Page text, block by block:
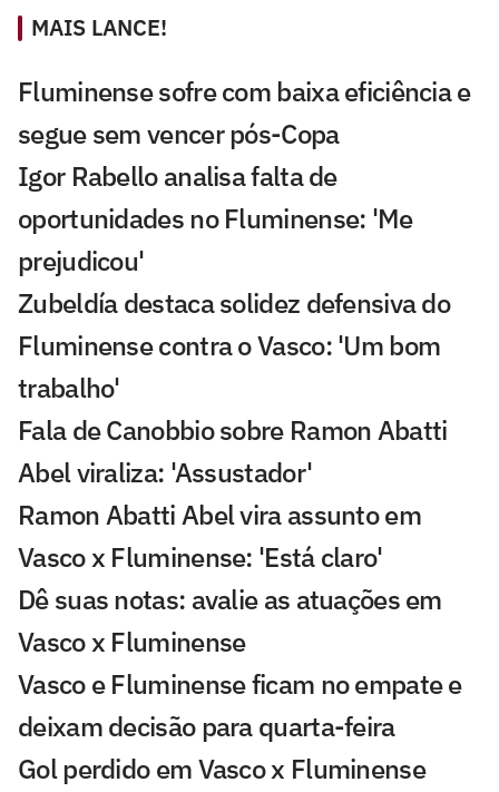
MAIS LANCE!
Fluminense sofre com baixa eficiência e
segue sem vencer pós-Copa
Igor Rabello analisa falta de
oportunidades no Fluminense: 'Me
prejudicou'
Zubeldía destaca solidez defensiva do
Fluminense contra o Vasco: 'Um bom
trabalho'
Fala de Canobbio sobre Ramon Abatti
Abel viraliza: 'Assustador'
Ramon Abatti Abel vira assunto em
Vasco x Fluminense: 'Está claro'
Dê suas notas: avalie as atuações em
Vasco x Fluminense
Vasco e Fluminense ficam no empate e
deixam decisão para quarta-feira
Gol perdido em Vasco x Fluminense